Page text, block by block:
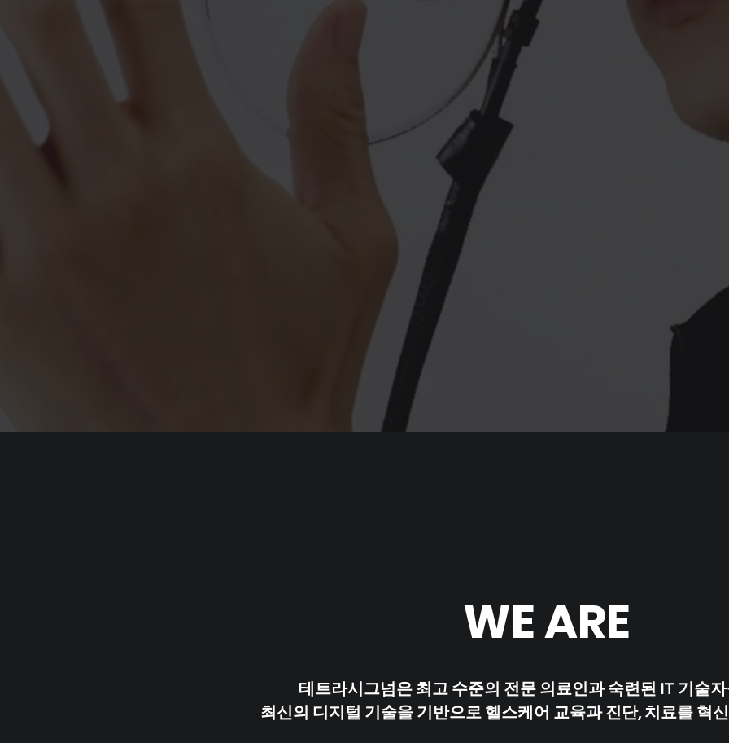
WE ARE
테트라시그넘은 최고 수준의 전문 의료인과 숙련된 IT 기술자
최신의 디지털 기술을 기반으로 헬스케어 교육과 진단, 치료를 혁